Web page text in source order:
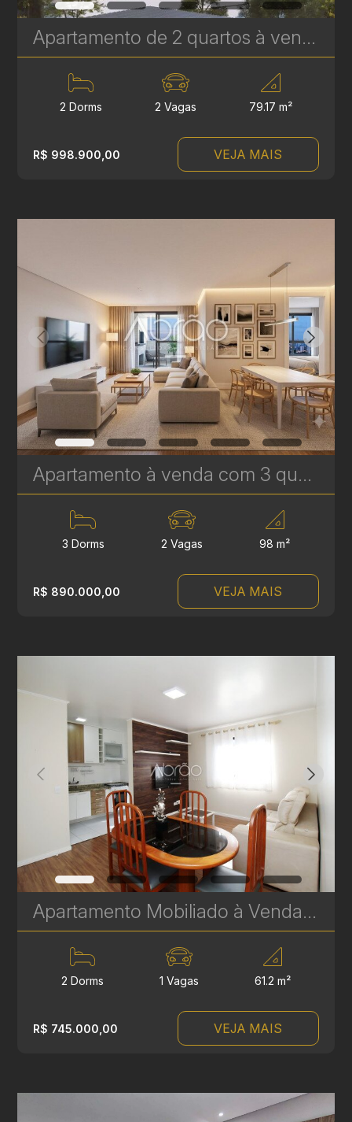
Apartamento de 2 quartos à venda no Le Gris - Santa Felicidade - 79,17 m² Privativos | Ref. 1773
2 Dorms 2 Vagas 79.17 m²
R$ 998.900,00 VEJA MAIS
Apartamento à venda com 3 quartos sendo 1 suíte no Alto da XV - 98 m² - Edifício Alexandre Caron | Ref. 1799
3 Dorms 2 Vagas 98 m²
R$ 890.000,00 VEJA MAIS
Apartamento Mobiliado à Venda no Batel - 2 Quartos, 61 m² e 1 Vaga – Localização Privilegiada | Ref 1753
2 Dorms 1 Vagas 61.2 m²
R$ 745.000,00 VEJA MAIS